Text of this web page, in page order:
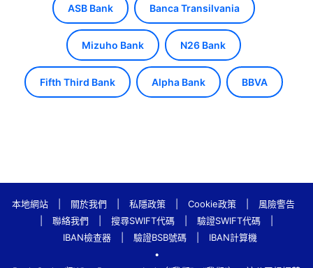
ASB Bank Banca Transilvania
Mizuho Bank N26 Bank
Fifth Third Bank Alpha Bank BBVA
本地網站 關於我們 私隱政策 Cookie政策
風險警告
聯絡我們 搜尋SWIFT代碼 驗證SWIFT代碼
IBAN檢查器
驗證BSB號碼
IBAN計算機
•